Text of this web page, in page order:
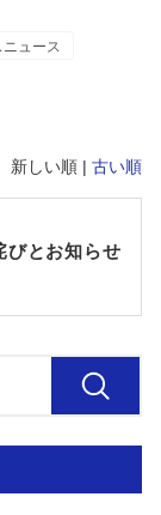
ュース
新しい順 | 古い順
びとお知らせ